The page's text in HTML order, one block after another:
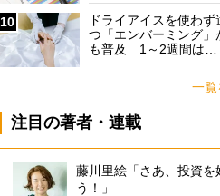
10
ドライアイスを使わず
つ「エンバーミング」
も普及 1～2週間は…
一覧
注目の著者・連載
藤川里絵「さあ、投資を
う！」